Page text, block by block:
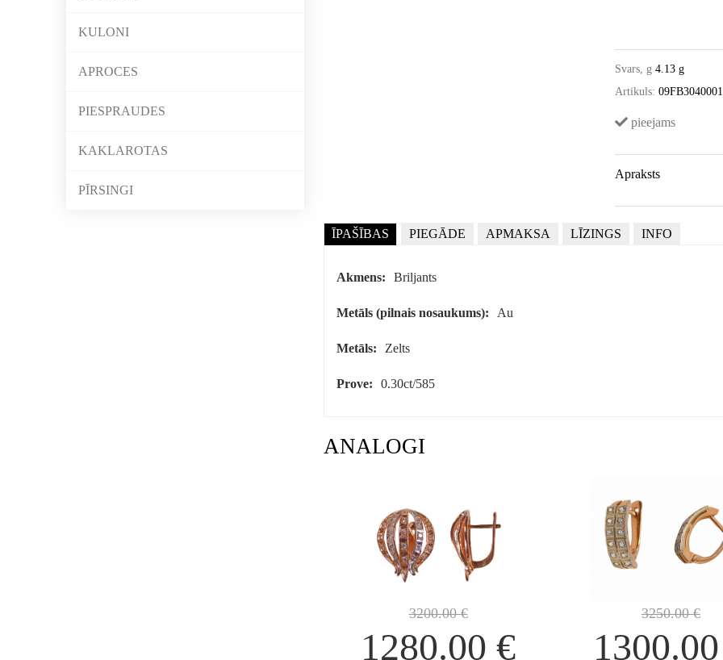
KULONI
APROCES
PIESPRAUDES
KAKLAROTAS
PĪRSINGI
Svars, g 4.13 g
Artikuls: 09FB3040001
pieejams
Apraksts
ĪPAŠĪBAS PIEGĀDE APMAKSA LĪZINGS INFO
Akmens: Briljants
Metāls (pilnais nosaukums): Au
Metāls: Zelts
Prove: 0.30ct/585
ANALOGI
3200.00€
1280.00€
3250.00€